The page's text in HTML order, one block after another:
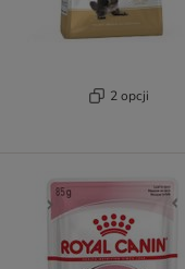
2 opcji